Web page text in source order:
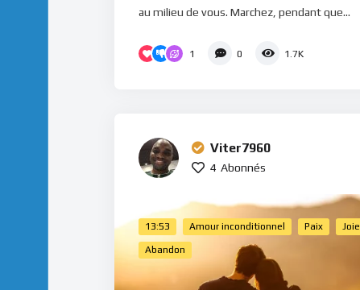
au milieu de vous. Marchez, pendant que...
1 0 1.7K
Viter7960
4 Abonnés
13:53 Amour inconditionnel Paix Joie
Abandon